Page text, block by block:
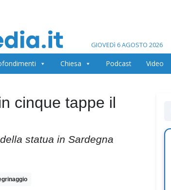
GIOVEDì 6 AGOSTO 2026
Chiesa Podcast Video
cinque tappe il
statua in Sardegna